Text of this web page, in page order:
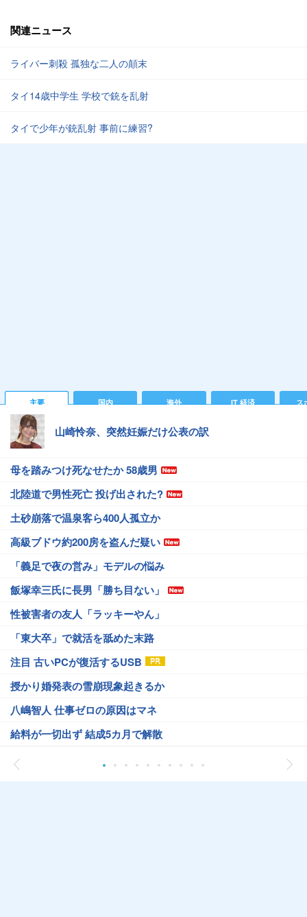
関連ニュース
ライバー刺殺 孤独な二人の顛末
タイ14歳中学生 学校で銃を乱射
タイで少年が銃乱射 事前に練習?
主要 国内 海外 IT 経済 ス
山崎怜奈、突然妊娠だけ公表の訳
母を踏みつけ死なせたか 58歳男
北陸道で男性死亡 投げ出された?
土砂崩落で温泉客ら400人孤立か
高級ブドウ約200房を盗んだ疑い
「義足で夜の営み」モデルの悩み
飯塚幸三氏に長男「勝ち目ない」
性被害者の友人「ラッキーやん」
「東大卒」で就活を舐めた末路
注目 古いPCが復活するUSB
授かり婚発表の雪崩現象起きるか
八嶋智人 仕事ゼロの原因はマネ
給料が一切出ず 結成5カ月で解散